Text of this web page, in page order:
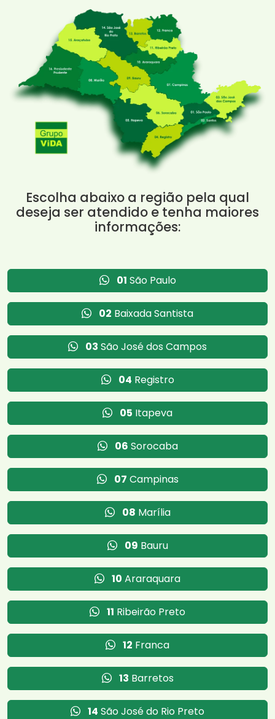
Escolha abaixo a região pela qual
deseja ser atendido e tenha maiores
informações:
01 São Paulo
02 Baixada Santista
03 São José dos Campos
04 Registro
05 Itapeva
06 Sorocaba
07 Campinas
08 Marília
09 Bauru
10 Araraquara
11 Ribeirão Preto
12 Franca
13 Barretos
14 São José do Rio Preto